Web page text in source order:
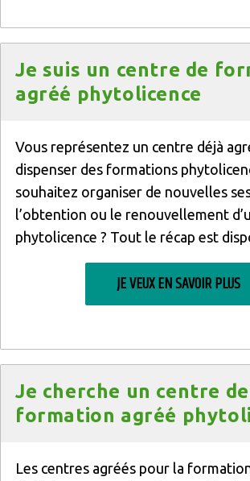
Je suis un centre de
agréé phytolicence
Vous représentez un centre déjà
dispenser des formations
souhaitez organiser de nouvelles
l’obtention ou le renouvellement
phytolicence ? Tout le récap est
JE VEUX EN SAVOIR PLUS
Je cherche un centre de
formation agréé
Les centres agréés pour la